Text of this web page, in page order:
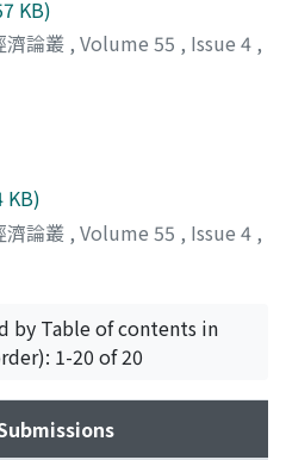
KB)
濟論叢 , Volume 55 , Issue 4 ,
KB)
濟論叢 , Volume 55 , Issue 4 ,
by Table of contents in
1-20 of 20